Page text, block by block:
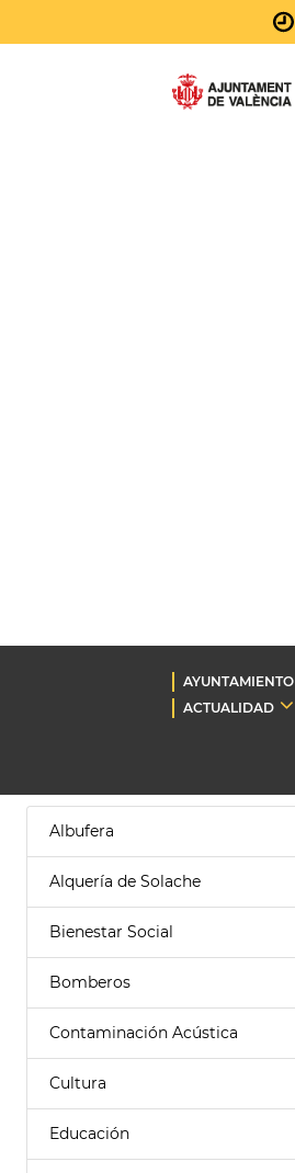
AYUNTAMIENTO
ACTUALIDAD
Albufera
Alquería de Solache
Bienestar Social
Bomberos
Contaminación Acústica
Cultura
Educación